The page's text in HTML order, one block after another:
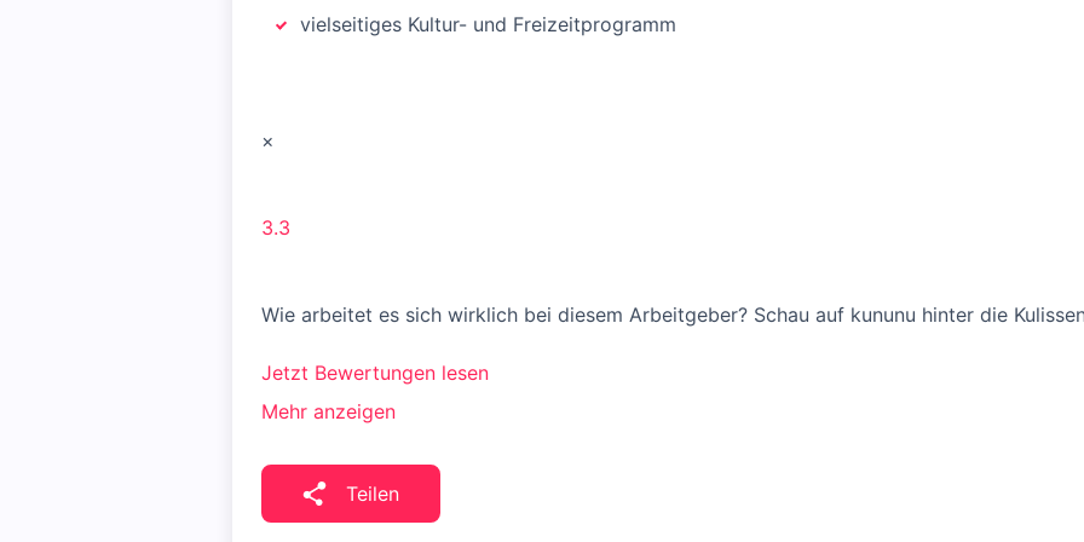
vielseitiges Kultur- und Freizeitprogramm
×
3.3
Wie arbeitet es sich wirklich bei diesem Arbeitgeber? Schau auf kununu hinter die
Jetzt Bewertungen lesen
Mehr anzeigen
Teilen